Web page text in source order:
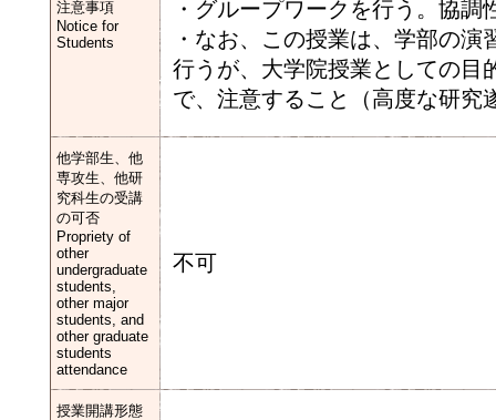
注意事項
Notice for
Students
・グループワークを行う。協調
・なお、この授業は、学部の
行うが、大学院授業としての目
で、注意すること（高度な研究
他学部生、他
専攻生、他研
究科生の受講
の可否
Propriety of
other
undergraduate
students,
other major
students, and
other graduate
students
attendance
不可
授業開講形態